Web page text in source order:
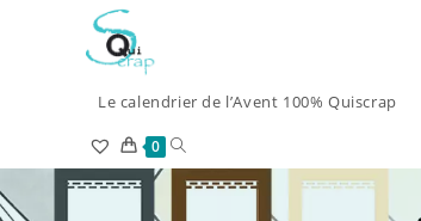
Le calendrier de l’Avent 100% Quiscrap
0 Toggle
website